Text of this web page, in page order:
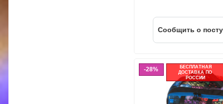
Cообщить о
28%
БЕСПЛАТНАЯ
ДОСТАВКА ПО
РОССИИ